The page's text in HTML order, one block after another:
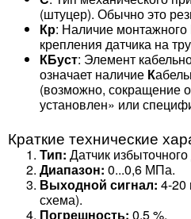
(штуцер). Обычно это
Кр: Наличие монтажного
крепления датчика на
КБуст: Элемент
означает наличие К
(возможно, сокращение
установлен» или
Краткие технические
Тип: Датчик
Диапазон: 0...0,6 МПа.
Выходной сигнал: 4-20
схема).
Погрешность: 0,5 %.